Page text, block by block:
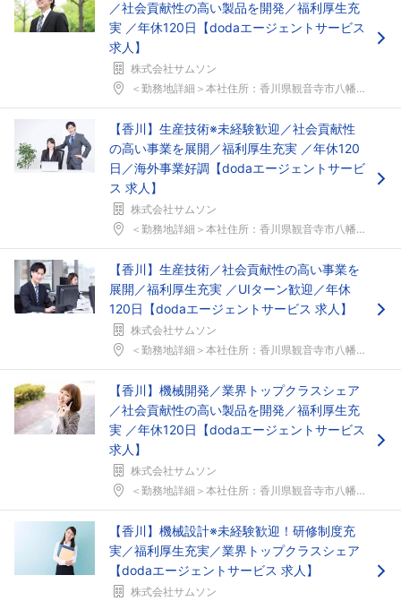
／社会貢献性の高い製品を開発／福利厚生充
実 ／年休120日【dodaエージェントサービス
求人】
株式会社サムソン
＜勤務地詳細＞本社住所：香川県観音寺市八幡町3-4...
【香川】生産技術※未経験歓迎／社会貢献性
の高い事業を展開／福利厚生充実 ／年休120
日／海外事業好調【dodaエージェントサービ
ス 求人】
株式会社サムソン
＜勤務地詳細＞本社住所：香川県観音寺市八幡町3-4...
【香川】生産技術／社会貢献性の高い事業を
展開／福利厚生充実 ／UIターン歓迎／年休
120日【dodaエージェントサービス 求人】
株式会社サムソン
＜勤務地詳細＞本社住所：香川県観音寺市八幡町3-4...
【香川】機械開発／業界トップクラスシェア
／社会貢献性の高い製品を開発／福利厚生充
実 ／年休120日【dodaエージェントサービス
求人】
株式会社サムソン
＜勤務地詳細＞本社住所：香川県観音寺市八幡町3-4...
【香川】機械設計※未経験歓迎！研修制度充
実／福利厚生充実／業界トップクラスシェア
【dodaエージェントサービス 求人】
株式会社サムソン